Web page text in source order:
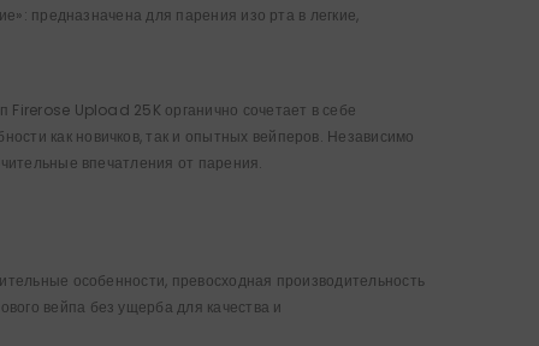
предназначена для парения изо рта в легкие,
Upload 25K органично сочетает в себе
как новичков, так и опытных вейперов. Независимо
впечатления от парения.
особенности, превосходная производительность
вейпа без ущерба для качества и